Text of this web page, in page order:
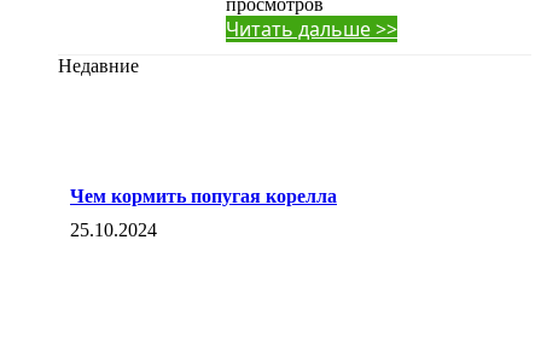
просмотров
Читать дальше >>
Недавние
Чем кормить попугая корелла
25.10.2024